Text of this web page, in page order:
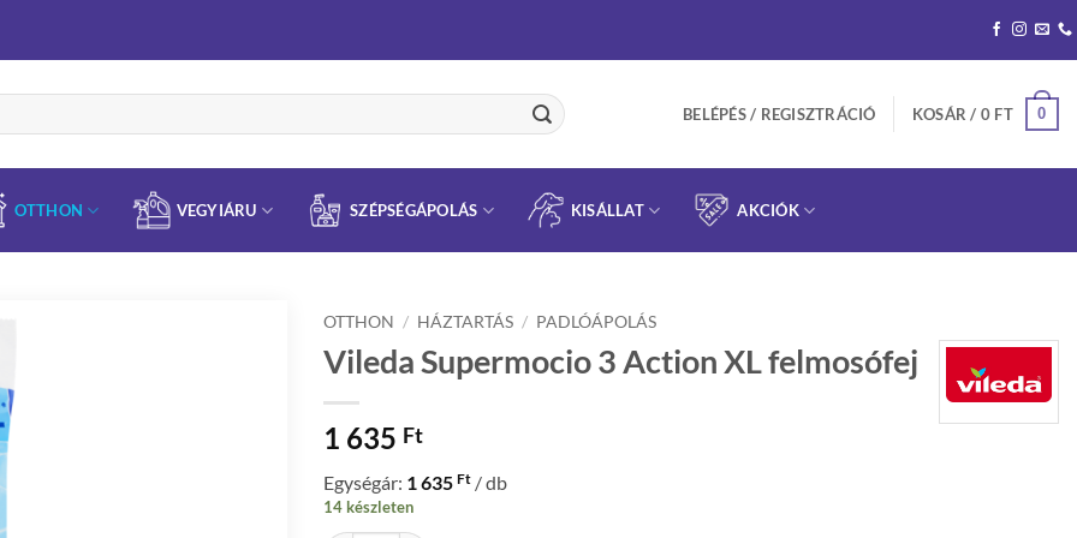
BELÉPÉS / REGISZTRÁCIÓ KOSÁR / 0 FT 0
OTTHON VEGYIÁRU SZÉPSÉGÁPOLÁS KISÁLLAT AKCIÓK
OTTHON / HÁZTARTÁS / PADLÓÁPOLÁS
Vileda Supermocio 3 Action XL felmosófej
1 635 Ft
Egységár: 1 635 Ft / db
14 készleten